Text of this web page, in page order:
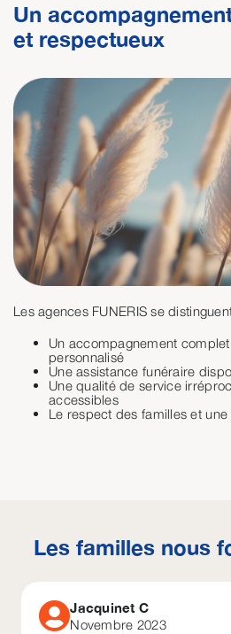
Un
et respectueux
Les agences FUNERIS se
Un accompagnement
personnalisé
Une assistance funéraire
Une qualité de service
accessibles
Le respect des familles et
Les familles nous
Jacquinet C
Novembre 2023